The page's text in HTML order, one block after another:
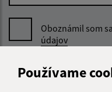
Používame
Oboznámil som
údajov
Google reCaptcha